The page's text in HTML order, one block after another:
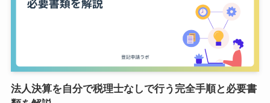
法人決算を自分で税理士なしで行う完全手順と必要書